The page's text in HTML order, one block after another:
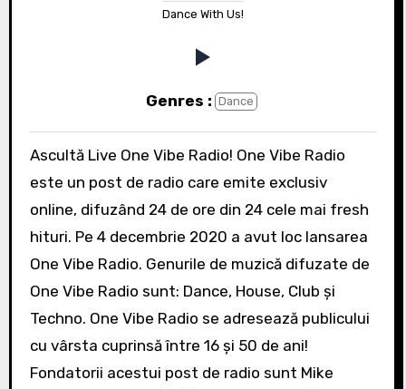
Dance With Us!
Genres : Dance
Ascultă Live One Vibe Radio! One Vibe Radio
este un post de radio care emite exclusiv
online, difuzând 24 de ore din 24 cele mai fresh
hituri. Pe 4 decembrie 2020 a avut loc lansarea
One Vibe Radio. Genurile de muzică difuzate de
One Vibe Radio sunt: Dance, House, Club și
Techno. One Vibe Radio se adresează publicului
cu vârsta cuprinsă între 16 și 50 de ani!
Fondatorii acestui post de radio sunt Mike